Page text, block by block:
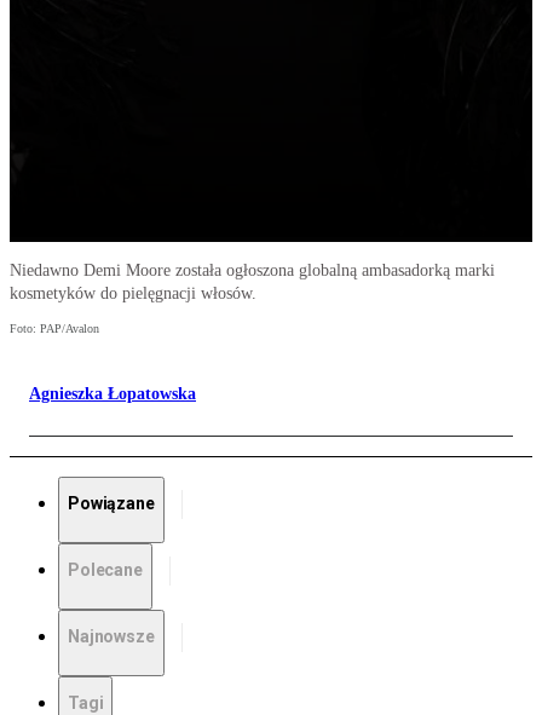
Niedawno Demi Moore została ogłoszona globalną ambasadorką marki
kosmetyków do pielęgnacji włosów.
Foto: PAP/Avalon
Agnieszka Łopatowska
Powiązane
Polecane
Najnowsze
Tagi